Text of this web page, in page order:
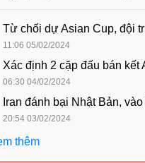
Từ chối dự Asian Cup, đội
11:06 05/02/2024
Xác định 2 cặp đấu bán kết
06:30 04/02/2024
Iran đánh bại Nhật Bản,
20:54 03/02/2024
thêm